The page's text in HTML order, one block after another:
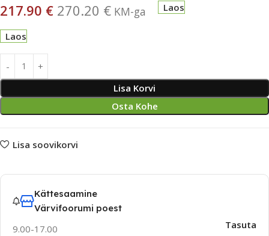
217.90 € 270.20 € KM-ga Laos
Laos
Lisa Korvi
Osta Kohe
Lisa soovikorvi
Kättesaamine
Värvifoorumi poest
9.00-17.00
Tasuta